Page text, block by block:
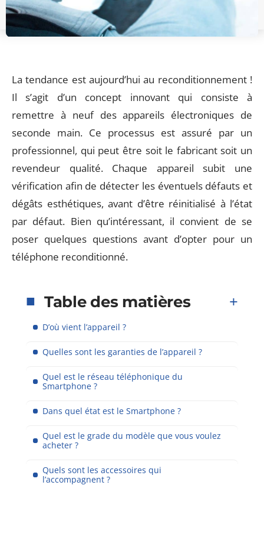
La tendance est aujourd’hui au reconditionnement !
Il s’agit d’un concept innovant qui consiste à
remettre à neuf des appareils électroniques de
seconde main. Ce processus est assuré par un
professionnel, qui peut être soit le fabricant soit un
revendeur qualité. Chaque appareil subit une
vérification afin de détecter les éventuels défauts et
dégâts esthétiques, avant d’être réinitialisé à l’état
par défaut. Bien qu’intéressant, il convient de se
poser quelques questions avant d’opter pour un
téléphone reconditionné.
Table des matières
D’où vient l’appareil ?
Quelles sont les garanties de l’appareil ?
Quel est le réseau téléphonique du
Smartphone ?
Dans quel état est le Smartphone ?
Quel est le grade du modèle que vous voulez
acheter ?
Quels sont les accessoires qui
l’accompagnent ?